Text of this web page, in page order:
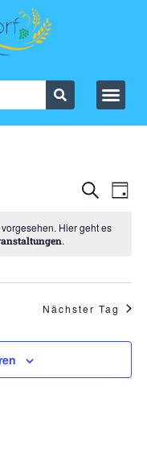
SucheTag
Hier geht es
.
Nächster Tag